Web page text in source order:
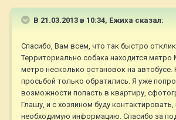
В 21.03.2013 в 10:34, Ежиха сказал:
Спасибо, Вам всем, что так быстро
Территориально собака находится
метро несколько остановок на автобусе.
просьбой только обратились. Я уже
возможности попасть в квартиру,
Глашу, и с хозяином буду
необходимую информацию. Спасибо за